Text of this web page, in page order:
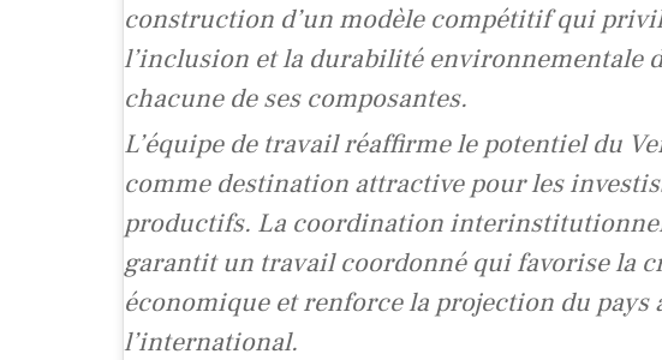
construction d’un modèle compétitif qui
l’inclusion et la durabilité environnementale
chacune de ses composantes.
L’équipe de travail réaffirme le potentiel du
comme destination attractive pour les
productifs. La coordination
garantit un travail coordonné qui favorise la
économique et renforce la projection du pays
l’international.